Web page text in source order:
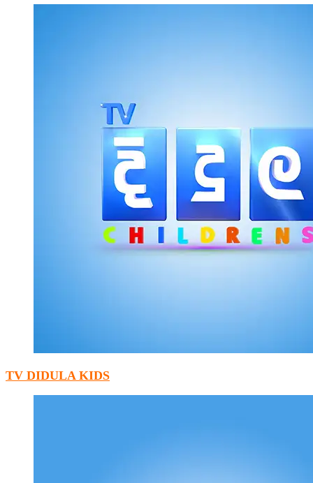
TV DIDULA KIDS